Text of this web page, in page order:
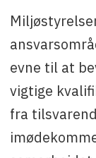
evne til at
vigtige
fra